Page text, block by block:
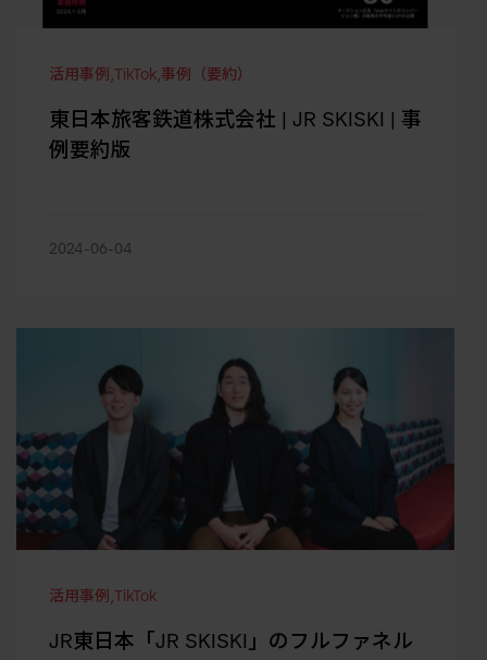
活用事例 TikTok 事例（要約）
東日本旅客鉄道株式会社 | JR SKISKI | 事
例要約版
2024-06-04
活用事例 , TikTok
JR東日本「JR SKISKI」のフルファネル